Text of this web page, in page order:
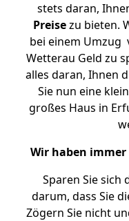
stets daran,
Preisezu bieten.
bei einem Umzug
Wetterau Geld zu
alles daran, Ihnen
Sie nun eine
großes Haus in
Wir haben
Sparen Sie sich
darum, dass Sie
Zögern Sie nicht